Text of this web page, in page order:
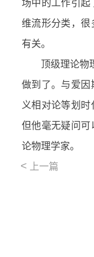
场中的工作引起
维流形分类，很
有关。
顶级理论物
做到了。与爱因
义相对论等划时
但他毫无疑问可
论物理学家。
< 上一篇